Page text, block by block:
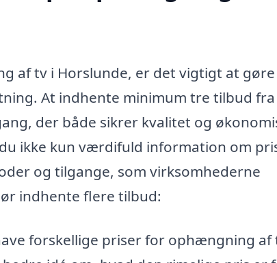
af tv i Horslunde, er det vigtigt at gøre
At indhente minimum tre tilbud fra
der både sikrer kvalitet og
ikke kun værdifuld information om
og tilgange, som virksomhederne
indhente flere tilbud:
forskellige priser for ophængning af